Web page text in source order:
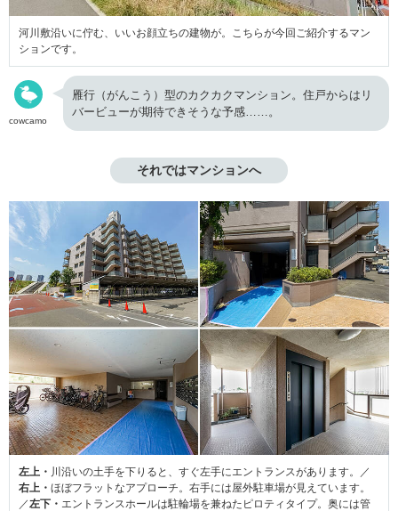
河川敷沿いに佇む、いいお顔立ちの建物が。こちらが今回ご紹介するマン
ションです。
cowcamo
雁行（がんこう）型のカクカクマンション。住戸からはリ
バービューが期待できそうな予感……。
それではマンションへ
左上・ 川沿いの土手を下りると、すぐ左手にエントランスがあります。／
右上・ ほぼフラットなアプローチ。右手には屋外駐車場が見えています。
／左下・ エントランスホールは駐輪場を兼ねたピロティタイプ。奥には管